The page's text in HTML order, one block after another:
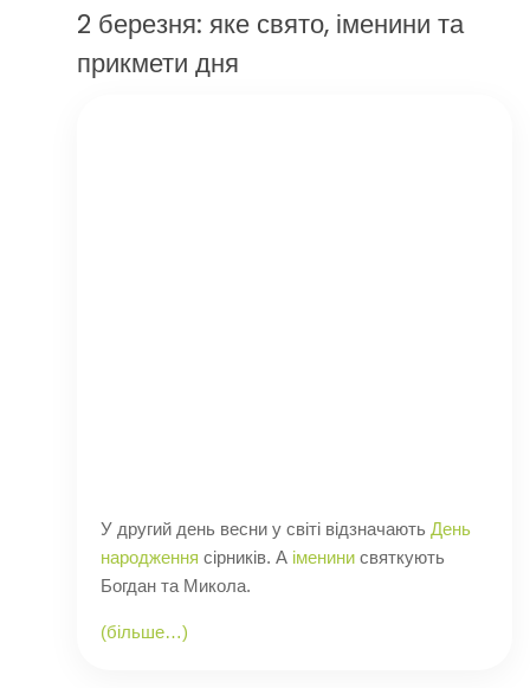
2 березня: яке свято, іменини та
прикмети дня
У другий день весни у світі відзначають День
народження сірників. А іменини святкують
Богдан та Микола.
(більше…)